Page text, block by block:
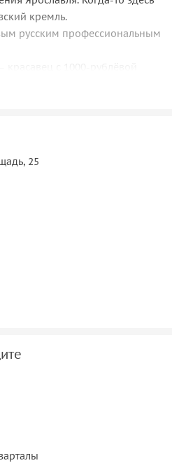
кремль.
русским профессиональным
стране.
монастырём.
25